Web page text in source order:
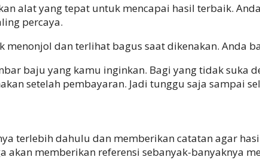
alat yang tepat untuk mencapai hasil terbaik.
percaya.
dan terlihat bagus saat dikenakan. Anda
baju yang kamu inginkan. Bagi yang tidak suka
setelah pembayaran. Jadi tunggu saja sampai
terlebih dahulu dan memberikan catatan agar
memberikan referensi sebanyak-banyaknya